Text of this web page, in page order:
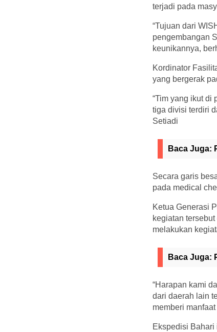
terjadi pada
“Tujuan dari
pengembangan
keunikannya,
Kordinator
yang bergerak
“Tim yang ikut di
tiga divisi terdiri
Setiadi
Baca Juga:
Secara garis
pada medical
Ketua Generasi
kegiatan
melakukan
Baca Juga:
“Harapan kami
dari daerah lain
memberi
Ekspedisi